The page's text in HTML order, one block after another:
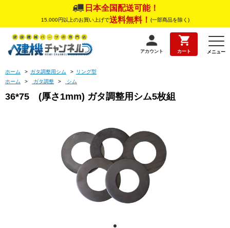
日本全国配送可能！
15,000円以上のお買い上げで送料無料！ (一部商品を除く)
アカウント カート メニュー
ホーム > ガタ調整用シム >
リング型
ホーム
> ガタ調整 > シム
36*75 (厚さ1mm) ガタ調整用シム5枚組